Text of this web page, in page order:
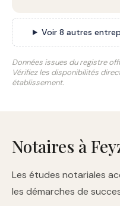
Voir 8 autres
Données issues du registre
Vérifiez les disponibilités
établissement.
Notaires à
Les études notariales
les démarches de